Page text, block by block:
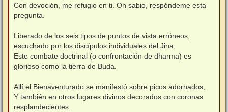
Con devoción, me refugio en ti. Oh sabio, respóndeme esta
pregunta.
Liberado de los seis tipos de puntos de vista erróneos,
escuchado por los discípulos individuales del Jina,
Este combate doctrinal (o confrontación de dharma) es
glorioso como la tierra de Buda.
Allí el Bienaventurado se manifestó sobre picos adornados,
Y también en otros lugares divinos decorados con coronas
resplandecientes.